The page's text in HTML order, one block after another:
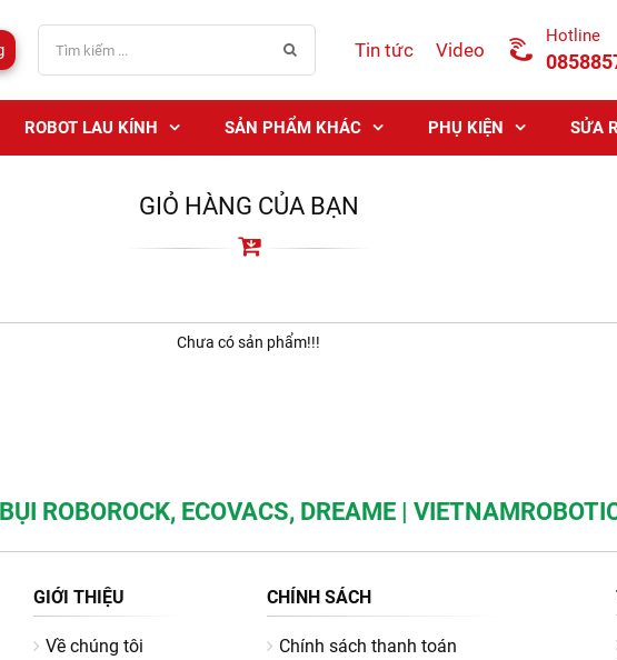
Tin tức Video
Hotline
ROBOT LAU KÍNH SẢN PHẨM KHÁC PHỤ KIỆN SỬA
GIỎ HÀNG CỦA BẠN
Chưa có sản phẩm!!!
ROBOROCK, ECOVACS, DREAME |
GIỚI THIỆU
Về chúng tôi
CHÍNH SÁCH
Chính sách thanh toán